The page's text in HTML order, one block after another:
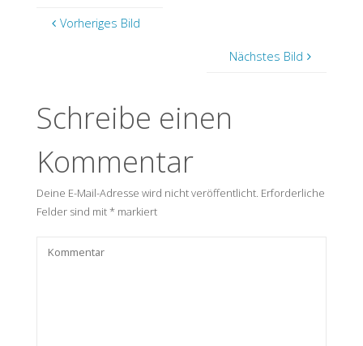
Vorheriges Bild
Nächstes Bild
Schreibe einen
Kommentar
Deine E-Mail-Adresse wird nicht veröffentlicht. Erforderliche
Felder sind mit*markiert